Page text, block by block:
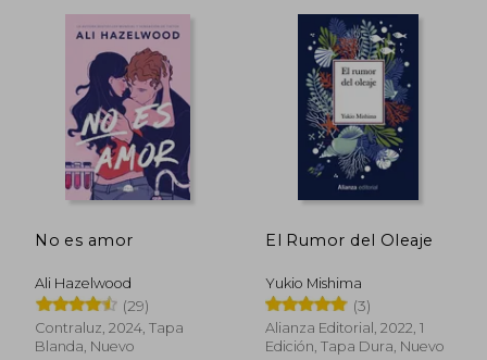
50% 20%
No es amor
Ali Hazelwood
(29)
Contraluz, 2024, Tapa
Blanda, Nuevo
El Rumor del Oleaje
Yukio Mishima
(3)
Alianza Editorial, 2022, 1
Edición, Tapa Dura, Nuevo